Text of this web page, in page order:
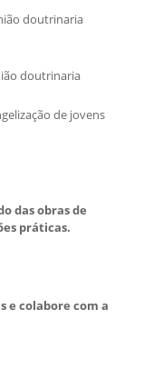
doutrinaria
doutrinaria
de jovens
das obras de
práticas.
e colabore com a